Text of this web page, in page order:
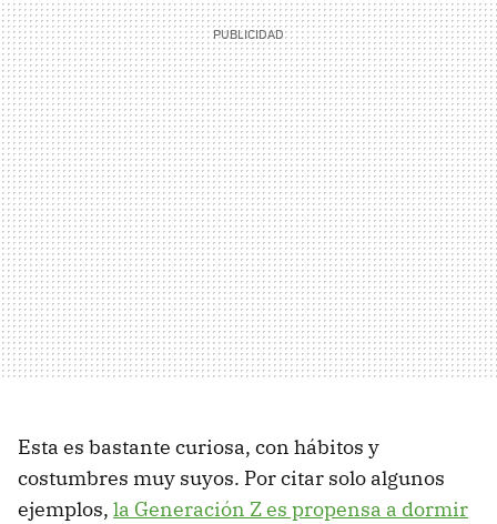
Esta es bastante curiosa, con hábitos y
costumbres muy suyos. Por citar solo algunos
ejemplos, la Generación Z es propensa a dormir